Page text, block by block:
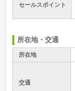
セールスポイント
所在地・交通
所在地
交通